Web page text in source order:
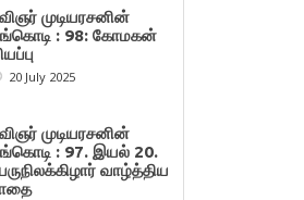
முடியரசனின்
: 98: கோமகன்
20 July 2025
முடியரசனின்
: 97. இயல் 20.
வாழ்த்திய